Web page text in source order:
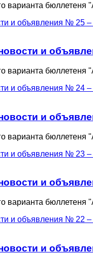
варианта бюллетеня
и
варианта бюллетеня
и
варианта бюллетеня
и
варианта бюллетеня
и